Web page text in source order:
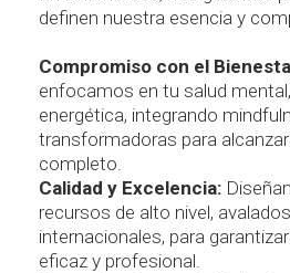
definen nuestra esencia y
Compromiso con el
enfocamos en tu salud
energética, integrando
transformadoras para
completo.
Calidad y Excelencia:
recursos de alto nivel,
internacionales, para
eficaz y profesional.